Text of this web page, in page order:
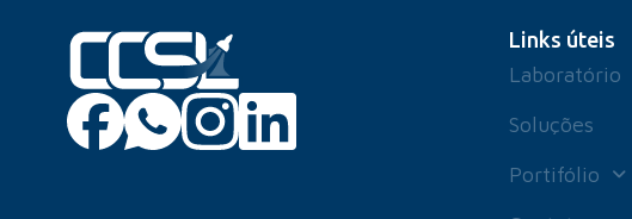
Links úteis
Laboratório
Soluções
Portifólio